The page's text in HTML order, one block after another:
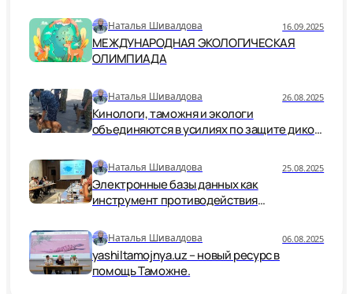
Наталья Шивалдова 16.09.2025
МЕЖДУНАРОДНАЯ ЭКОЛОГИЧЕСКАЯ
ОЛИМПИАДА
Наталья Шивалдова 26.08.2025
Кинологи, таможня и экологи
объединяются в усилиях по защите дикой
Наталья Шивалдова 25.08.2025
Электронные базы данных как
инструмент противодействия
Наталья Шивалдова 06.08.2025
yashiltamojnya.uz – новый ресурс в
помощь Таможне.